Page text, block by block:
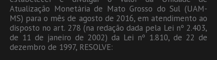
Atualização Monetária de Mato Grosso do Sul (UAM-
MS) para o mês de agosto de 2016, em atendimento ao
disposto no art. 278 (na redação dada pela Lei nº 2.403,
de 11 de janeiro de 2002) da Lei nº 1.810, de 22 de
dezembro de 1997, RESOLVE: